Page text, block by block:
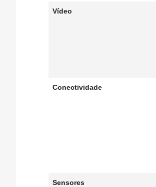
Vídeo
Conectividade
Sensores